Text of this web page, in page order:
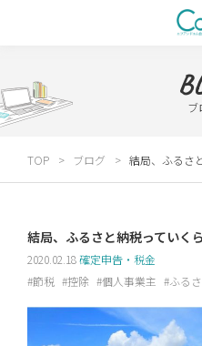
ブ
TOP ブログ 結局、ふるさ
結局、ふるさと納税っていく
2020.02.18確定申告・税金
節税
控除 個人事業主 ふる